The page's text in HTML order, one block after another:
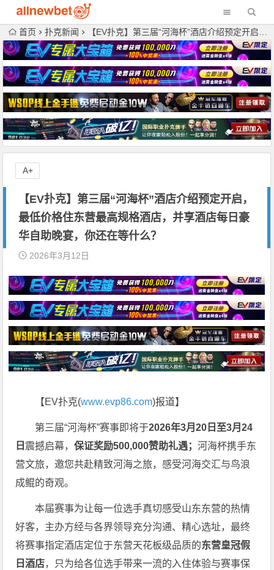
首页 扑克新闻 【EV扑克】第三届“河海杯”酒店介绍预定开启，最低价格住东营最高规格酒店，并享酒店每日豪华自助晚宴，你还在等什么？
【EV扑克】第三届“河海杯”酒店介绍预定开启，
最低价格住东营最高规格酒店，并享酒店每日豪
华自助晚宴，你还在等什么？
2026年3月12日
【EV扑克(www.evp86.com)报道】
第三届“河海杯”赛事即将于2026年3月20日至3月24
日 震撼启幕，保证奖励500,000赞助礼遇；河海杯携手东
营文旅，邀您共赴精致河海之旅，感受河海交汇与鸟浪
成鲲的奇观。
本届赛事为让每一位选手真切感受山东东营的热情
好客，主办方经与各界领导充分沟通、精心选址，最终
将赛事指定酒店定位于东营天花板级品质的东营皇冠假
日酒店，只为给各位选手带来一流的入住体验与赛事保
A+